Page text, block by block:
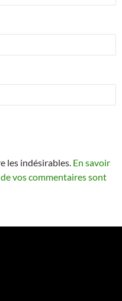
les indésirables. En savoir
vos commentaires sont